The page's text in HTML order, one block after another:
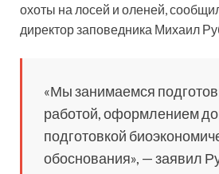
охоты на лосей и оленей,
директор заповедника Михаил
«Мы занимаемся
работой, оформлением
подготовкой
обоснования», — заявил